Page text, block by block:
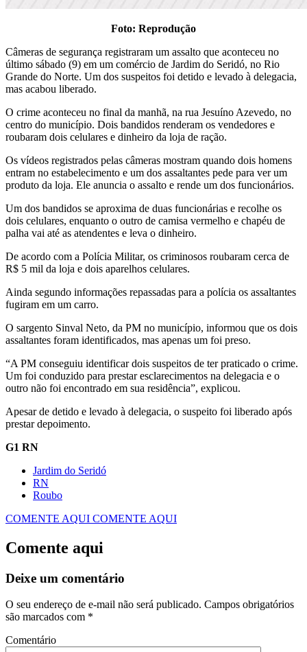
Foto: Reprodução
Câmeras de segurança registraram um assalto que aconteceu no
último sábado (9) em um comércio de Jardim do Seridó, no Rio
Grande do Norte. Um dos suspeitos foi detido e levado à delegacia,
mas acabou liberado.
O crime aconteceu no final da manhã, na rua Jesuíno Azevedo, no
centro do município. Dois bandidos renderam os vendedores e
roubaram dois celulares e dinheiro da loja de ração.
Os vídeos registrados pelas câmeras mostram quando dois homens
entram no estabelecimento e um dos assaltantes pede para ver um
produto da loja. Ele anuncia o assalto e rende um dos funcionários.
Um dos bandidos se aproxima de duas funcionárias e recolhe os
dois celulares, enquanto o outro de camisa vermelho e chapéu de
palha vai até as atendentes e leva o dinheiro.
De acordo com a Polícia Militar, os criminosos roubaram cerca de
R$ 5 mil da loja e dois aparelhos celulares.
Ainda segundo informações repassadas para a polícia os assaltantes
fugiram em um carro.
O sargento Sinval Neto, da PM no município, informou que os dois
assaltantes foram identificados, mas apenas um foi preso.
“A PM conseguiu identificar dois suspeitos de ter praticado o crime.
Um foi conduzido para prestar esclarecimentos na delegacia e o
outro não foi encontrado em sua residência”, explicou.
Apesar de detido e levado à delegacia, o suspeito foi liberado após
prestar depoimento.
G1 RN
Jardim do Seridó
RN
Roubo
COMENTE AQUI COMENTE AQUI
Comente aqui
Deixe um comentário
O seu endereço de e-mail não será publicado. Campos obrigatórios
são marcados com *
Comentário